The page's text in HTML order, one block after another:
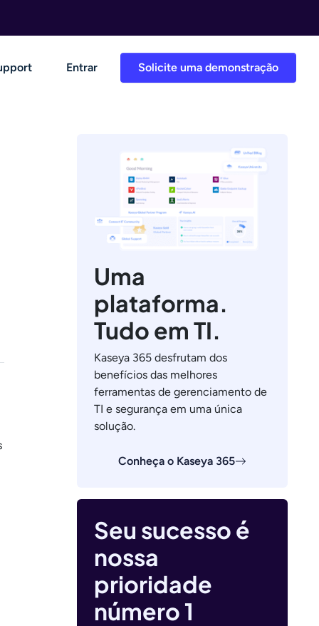
Solicite uma demonstração
Entrar
Uma
plataforma.
Tudo em TI.
Kaseya 365 desfrutam dos
benefícios das melhores
ferramentas de gerenciamento de
TI e segurança em uma única
solução.
Conheça o Kaseya 365
Seu sucesso é
nossa
prioridade
número 1